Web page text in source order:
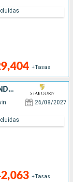
+Tasas
AUSTRALIA, PAPÚA NUEVA GUINEA, INDONESIA, ISLAS SALOMON, VANUATU, FIDJI (ISLAS), TONGA, SAMOA, ILES COOK, FRANCIA
26/08/2027
+Tasas